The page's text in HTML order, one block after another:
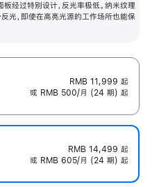
板经过特别设计，反光率极低。纳米纹理
光，即使在高亮光源的工作场所也能保
RMB 11,999 起
或 RMB 500/月 (24 期) 起
RMB 14,499 起
或 RMB 605/月 (24 期) 起